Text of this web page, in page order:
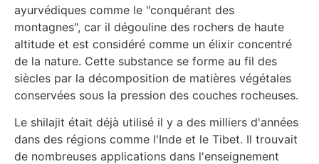
ayurvédiques comme le "conquérant des
montagnes", car il dégouline des rochers de haute
altitude et est considéré comme un élixir concentré
de la nature. Cette substance se forme au fil des
siècles par la décomposition de matières végétales
conservées sous la pression des couches rocheuses.
Le shilajit était déjà utilisé il y a des milliers d'années
dans des régions comme l'Inde et le Tibet. Il trouvait
de nombreuses applications dans l'enseignement